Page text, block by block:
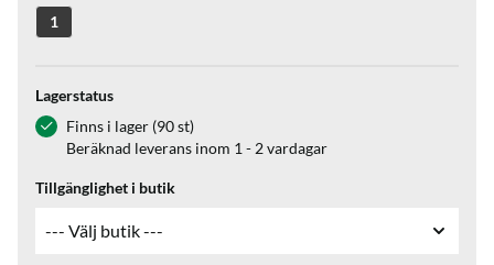
1
Lagerstatus
Finns i lager (90 st)
Beräknad leverans inom 1 - 2 vardagar
Tillgänglighet i butik